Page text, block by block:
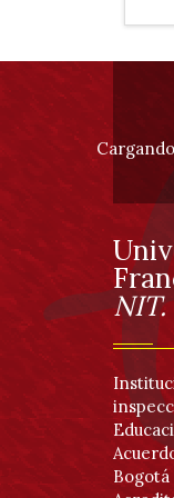
de
pie
de
NIT.
Bogotá